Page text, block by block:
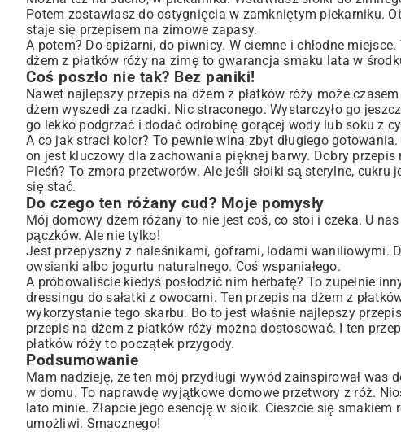
Potem zostawiasz do ostygnięcia w zamkniętym piekarniku.
staje się przepisem na zimowe zapasy.
A potem? Do spiżarni, do piwnicy. W ciemne i chłodne
dżem z płatków róży na zimę to gwarancja smaku lata w
Coś poszło nie tak? Bez paniki!
Nawet najlepszy przepis na dżem z płatków róży może
dżem wyszedł za rzadki. Nic straconego. Wystarczyło go
go lekko podgrzać i dodać odrobinę gorącej wody lub soku z
A co jak straci kolor? To pewnie wina zbyt długiego
on jest kluczowy dla zachowania pięknej barwy. Dobry
Pleśń? To zmora przetworów. Ale jeśli słoiki są sterylne,
się stać.
Do czego ten różany cud? Moje pomysły
Mój domowy dżem różany to nie jest coś, co stoi i czeka. U
pączków. Ale nie tylko!
Jest przepyszny z naleśnikami, goframi, lodami waniliowymi.
owsianki albo jogurtu naturalnego. Coś wspaniałego.
A próbowaliście kiedyś posłodzić nim herbatę? To zupełnie
dressingu do sałatki z owocami. Ten przepis na dżem z
wykorzystanie tego skarbu. Bo to jest właśnie najlepszy
przepis na dżem z płatków róży można dostosować. I ten
płatków róży to początek przygody.
Podsumowanie
Mam nadzieję, że ten mój przydługi wywód zainspirował
w domu. To naprawdę wyjątkowe domowe przetwory z róż.
lato minie. Złapcie jego esencję w słoik. Cieszcie się
umożliwi. Smacznego!